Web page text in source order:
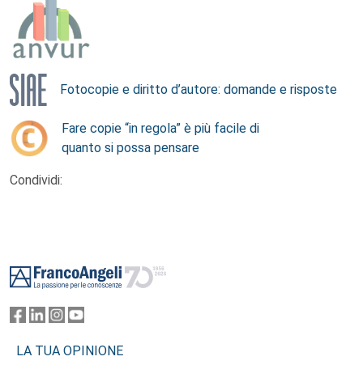
Fotocopie e diritto d’autore: domande e risposte
Fare copie “in regola” è più facile di
quanto si possa pensare
Condividi:
LA TUA OPINIONE